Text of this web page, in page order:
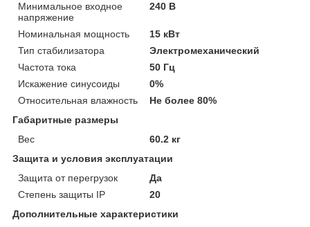
Минимальное входное
напряжение
240 В
Номинальная мощность
15 кВт
Тип стабилизатора
Электромеханический
Частота тока
50 Гц
Искажение синусоиды
0%
Относительная влажность
Не более 80%
Габаритные размеры
Вес
60.2 кг
Защита и условия эксплуатации
Защита от перегрузок
Да
Степень защиты IP
20
Дополнительные характеристики